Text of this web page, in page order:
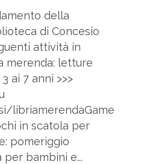
della
di Concesio
attività in
merenda: letture
ai 7 anni >>>
libriamerendaGame
in scatola per
pomeriggio
bambini e...